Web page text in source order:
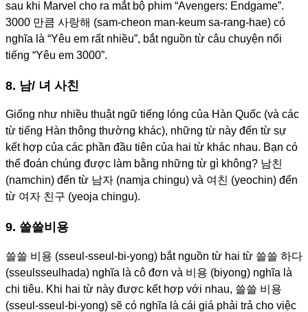
sau khi Marvel cho ra mắt bộ phim “Avengers: Endgame”.
3000 만큼 사랑해 (sam-cheon man-keum sa-rang-hae) có
nghĩa là “Yêu em rất nhiều”, bắt nguồn từ câu chuyện nổi
tiếng “Yêu em 3000”.
8. 남/ 녀 사친
Giống như nhiều thuật ngữ tiếng lóng của Hàn Quốc (và các
từ tiếng Hàn thông thường khác), những từ này đến từ sự
kết hợp của các phần đầu tiên của hai từ khác nhau. Bạn có
thể đoán chúng được làm bằng những từ gì không? 남친
(namchin) đến từ 남자 (namja chingu) và 여친 (yeochin) đến
từ 여자 친구 (yeoja chingu).
9. 쓸쓸비용
쓸쓸 비용 (sseul-sseul-bi-yong) bắt nguồn từ hai từ 쓸쓸 하다
(sseulsseulhada) nghĩa là cô đơn và 비용 (biyong) nghĩa là
chi tiêu. Khi hai từ này được kết hợp với nhau, 쓸쓸 비용
(sseul-sseul-bi-yong) sẽ có nghĩa là cái giá phải trả cho việc